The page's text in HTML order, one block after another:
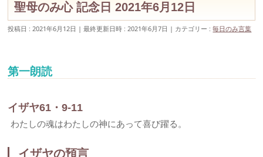
聖母のみ心 記念日 2021年6月12日
投稿日 : 2021年6月12日 最終更新日時 : 2021年6月7日 カテゴリー :毎日のみ言葉
第一朗読
イザヤ61・9-11
わたしの魂はわたしの神にあって喜び躍る。
イザヤの預言